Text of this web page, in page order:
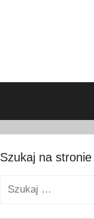
Szukaj na stronie
Szukaj: